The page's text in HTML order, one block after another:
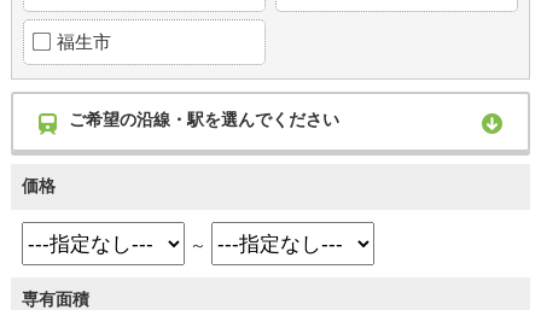
福生市
ご希望の沿線・駅を選んでください
価格
～
専有面積